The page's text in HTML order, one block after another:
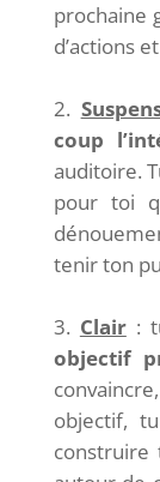
prochaine
d’actions
coup
auditoire.
pour toi
tenir ton
Clair:
objectif
objectif,
construire